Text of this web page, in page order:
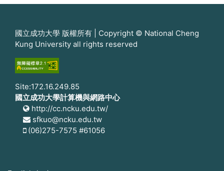
國立成功大學 版權所有 | Copyright © National Cheng
Kung University all rights reserved
Site:172.16.249.85
國立成功大學計算機與網路中心
http://cc.ncku.edu.tw/
sfkuo@ncku.edu.tw
(06)275-7575 #61056